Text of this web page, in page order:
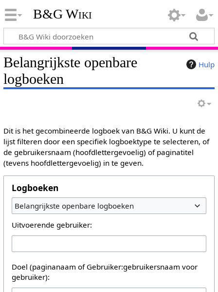
B&G Wiki
Hulp
Belangrijkste openbare
logboeken
Dit is het gecombineerde logboek van B&G Wiki. U kunt de
lijst filteren door een specifiek logboektype te selecteren, of
de gebruikersnaam (hoofdlettergevoelig) of paginatitel
(tevens hoofdlettergevoelig) in te geven.
Logboeken
Belangrijkste openbare logboeken
Uitvoerende gebruiker:
Doel (paginanaam of Gebruiker:gebruikersnaam voor
gebruiker):